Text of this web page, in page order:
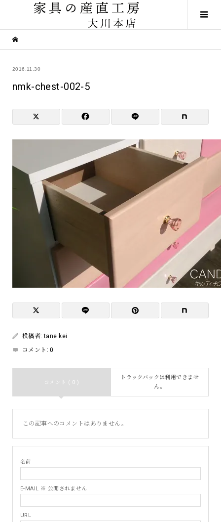
2016.11.30
nmk-chest-002-5
投稿者:tane kei
コメント:0
コメント ( 0 )
トラックバックは利用できませ
ん。
この記事へのコメントはありません。
名前
E-MAIL ※ 公開されません
URL